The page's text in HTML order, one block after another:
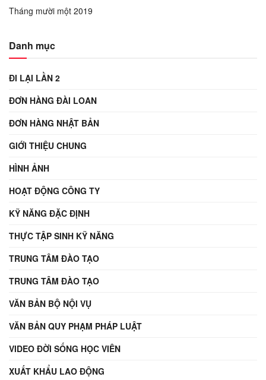
Tháng mười một 2019
Danh mục
ĐI LẠI LẦN 2
ĐƠN HÀNG ĐÀI LOAN
ĐƠN HÀNG NHẬT BẢN
GIỚI THIỆU CHUNG
HÌNH ẢNH
HOẠT ĐỘNG CÔNG TY
KỸ NĂNG ĐẶC ĐỊNH
THỰC TẬP SINH KỸ NĂNG
TRUNG TÂM ĐÀO TẠO
TRUNG TÂM ĐÀO TẠO
VĂN BẢN BỘ NỘI VỤ
VĂN BẢN QUY PHẠM PHÁP LUẬT
VIDEO ĐỜI SỐNG HỌC VIÊN
XUẤT KHẨU LAO ĐỘNG